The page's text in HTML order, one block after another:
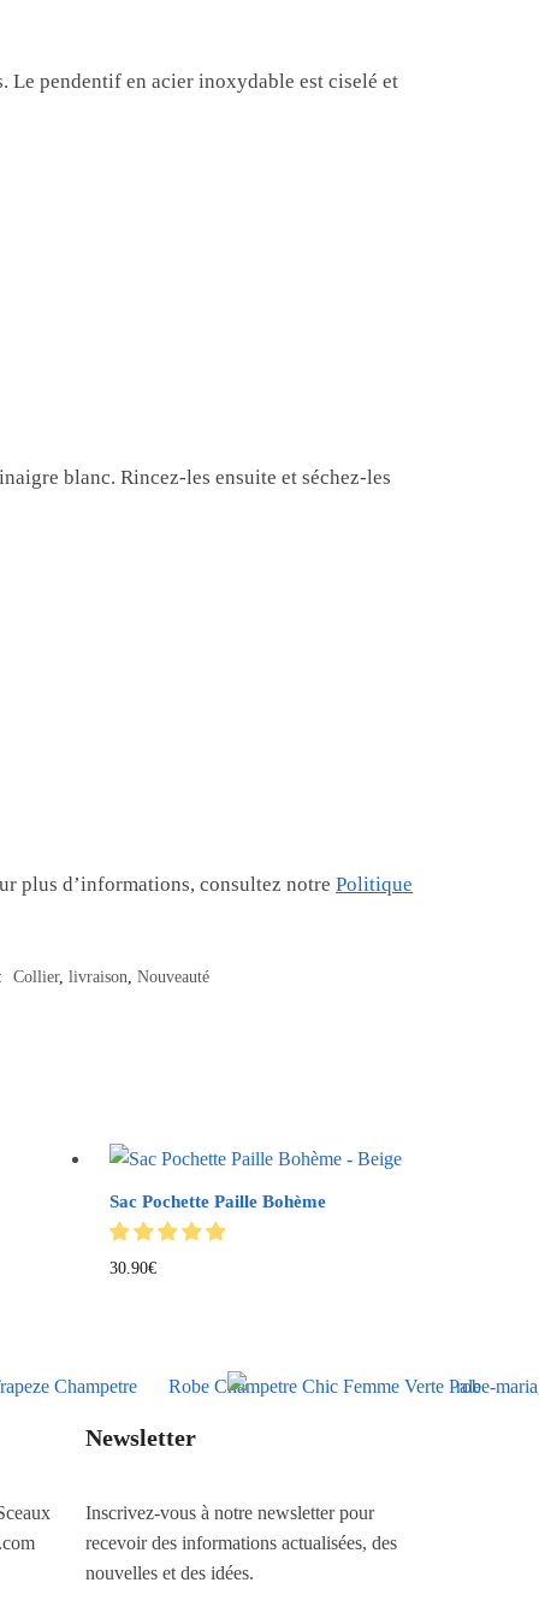
Le pendentif en acier inoxydable est ciselé et
blanc. Rincez-les ensuite et séchez-les
plus d’informations, consultez notrePolitique
Collier, livraison Nouveauté
Sac Pochette Paille Bohème
30.90€
Newsletter
Inscrivez-vous à notre newsletter pour
recevoir des informations actualisées, des
nouvelles et des idées.